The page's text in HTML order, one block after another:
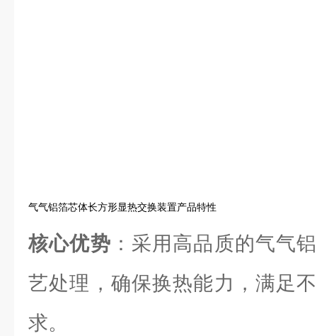
气气铝箔芯体长方形显热交换装置产品特性
核心优势 ：采用高品质的气气
艺处理，确保换热能力，满足
求。